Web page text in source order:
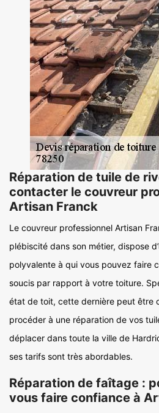
Réparation de tuile de
contacter le couvreur
Artisan Franck
Le couvreur professionnel Artisan
plébiscité dans son métier, dispose
polyvalente à qui vous pouvez faire
soucis par rapport à votre toiture.
état de toit, cette dernière peut être
procéder à une réparation de vos
déplacer dans toute la ville de
ses tarifs sont très abordables.
Réparation de faîtage :
vous faire confiance à